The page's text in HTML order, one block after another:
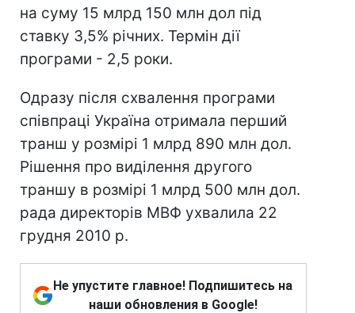
на суму 15 млрд 150 млн дол під
ставку 3,5% річних. Термін дії
програми - 2,5 роки.
Одразу після схвалення програми
співпраці Україна отримала перший
транш у розмірі 1 млрд 890 млн дол.
Рішення про виділення другого
траншу в розмірі 1 млрд 500 млн дол.
рада директорів МВФ ухвалила 22
грудня 2010 р.
Не упустите главное! Подпишитесь на
наши обновления в Google!